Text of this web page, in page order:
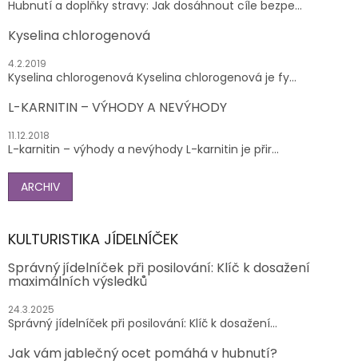
Hubnutí a doplňky stravy: Jak dosáhnout cíle bezpe...
Kyselina chlorogenová
4.2.2019
Kyselina chlorogenová Kyselina chlorogenová je fy...
L-KARNITIN – VÝHODY A NEVÝHODY
11.12.2018
L-karnitin – výhody a nevýhody L-karnitin je přir...
ARCHIV
KULTURISTIKA JÍDELNÍČEK
Správný jídelníček při posilování: Klíč k dosažení
maximálních výsledků
24.3.2025
Správný jídelníček při posilování: Klíč k dosažení...
Jak vám jablečný ocet pomáhá v hubnutí?